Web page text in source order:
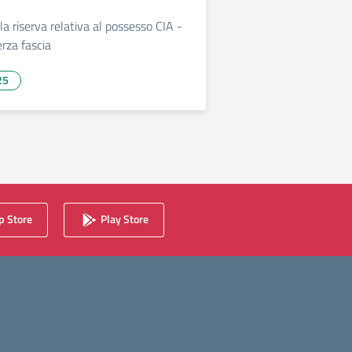
riserva relativa al possesso CIA -
fascia
Store Play Store